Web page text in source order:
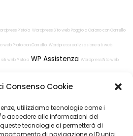
Consenso Cookie
utilizziamo tecnologie come i
accedere alle informazioni del
tecnologie ci permetterà di
di navigazione o ID unici
Pistoia Wordpress Sito web Poggio a Caiano con Carrello
web Prato con Carrello Wordpress realizzazione siti web
web Pistoia WP Assistenza Wordpress Sito web